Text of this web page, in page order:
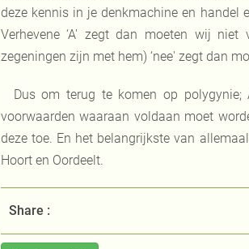
deze kennis in je denkmachine en handel
Verhevene ‘A' zegt dan moeten wij
zegeningen zijn met hem) ‘nee' zegt dan
Dus om terug te komen op
voorwaarden waaraan voldaan moet
deze toe. En het belangrijkste van
Hoort en Oordeelt.
Share :